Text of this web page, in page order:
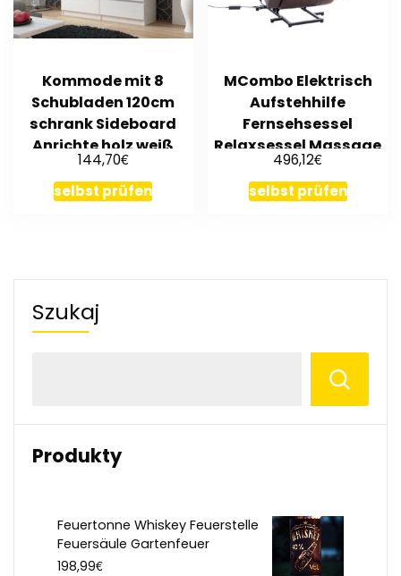
Kommode mit 8
Schubladen 120cm
schrank Sideboard
Anrichte holz weiß
144,70€
selbst prüfen
MCombo Elektrisch
Aufstehhilfe
Fernsehsessel
Relaxsessel Massage
Heizung USB 7040DB
496,12€
selbst prüfen
Szukaj
Produkty
Feuertonne Whiskey Feuerstelle
Feuersäule Gartenfeuer
198,99€